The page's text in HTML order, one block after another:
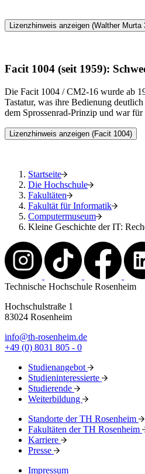
Lizenzhinweis anzeigen (Walther Murta
Facit 1004 (seit 1959):
Die Facit 1004 / CM2-16 wurde ab
Tastatur, was ihre Bedienung
dem Sprossenrad-Prinzip und war
Lizenzhinweis anzeigen (Facit 1004)
Startseite
Die Hochschule
Fakultäten
Fakultät für Informatik
Computermuseum
Kleine Geschichte der IT:
Technische Hochschule Rosenheim
Hochschulstraße 1
83024 Rosenheim
info@th-rosenheim.de
+49 (0) 8031 805 - 0
Studienangebot
Studieninteressierte
Studierende
Weiterbildung
Standorte der TH Rosenheim
Fakultäten der TH Rosenheim
Karriere
Presse
Impressum